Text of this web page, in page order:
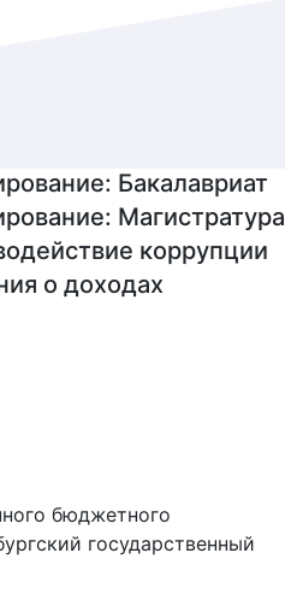
Бакалавриат
Магистратура
коррупции
о доходах
бюджетного
государственный